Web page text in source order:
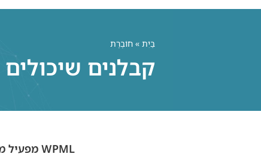
בַּיִת » חוֹבֶרֶת
קבלנים
WPML מפעיל מעל מיליון אתרי וורדפרס רב-לשוניים עבור